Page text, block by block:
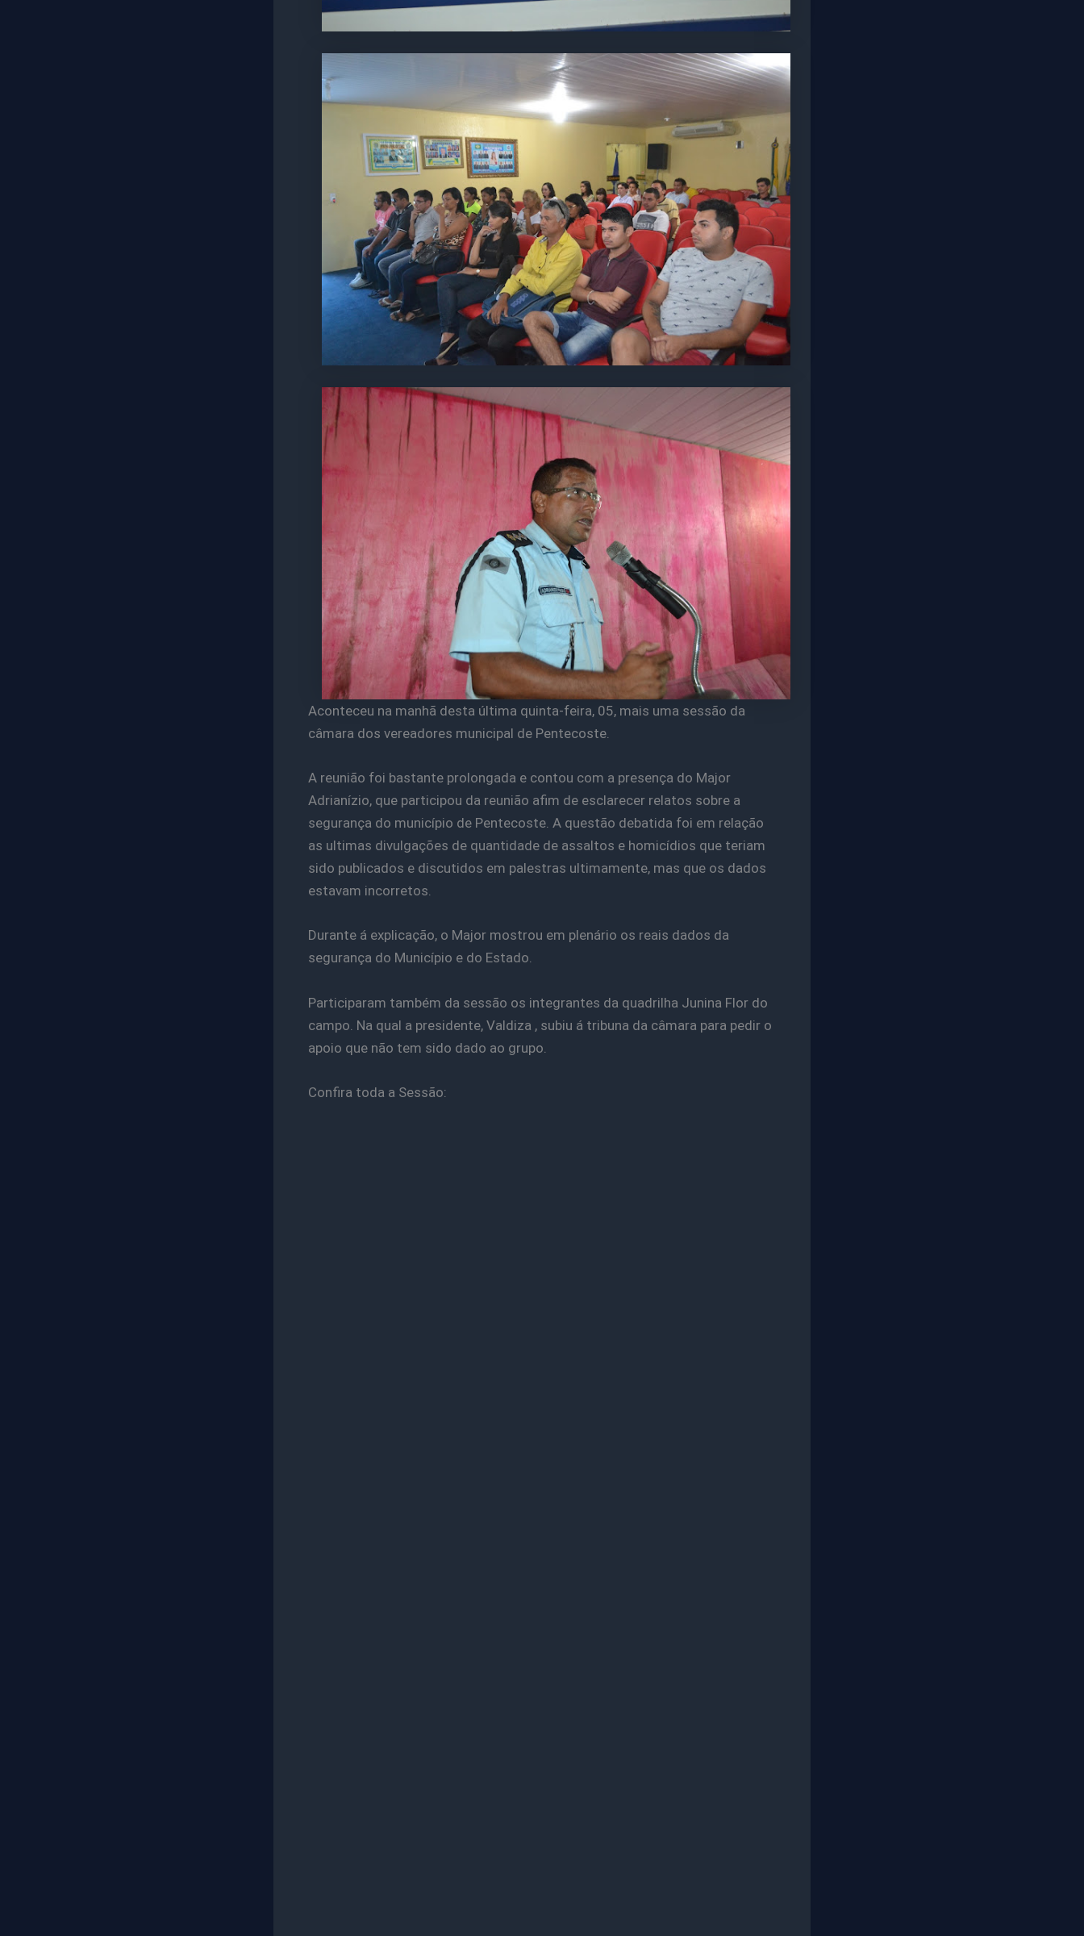
Aconteceu na manhã desta última quinta-feira, 05, mais uma sessão da
câmara dos vereadores municipal de Pentecoste.
A reunião foi bastante prolongada e contou com a presença do Major
Adrianízio, que participou da reunião afim de esclarecer relatos sobre a
segurança do município de Pentecoste. A questão debatida foi em relação
as ultimas divulgações de quantidade de assaltos e homicídios que teriam
sido publicados e discutidos em palestras ultimamente, mas que os dados
estavam incorretos.
Durante á explicação, o Major mostrou em plenário os reais dados da
segurança do Município e do Estado.
Participaram também da sessão os integrantes da quadrilha Junina Flor do
campo. Na qual a presidente, Valdiza , subiu á tribuna da câmara para pedir o
apoio que não tem sido dado ao grupo.
Confira toda a Sessão: